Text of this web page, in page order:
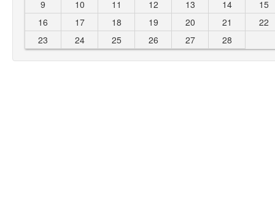
9
10 11 12 13 14
15
16
17 18 19 20 21
22
23
24 25 26 27 28